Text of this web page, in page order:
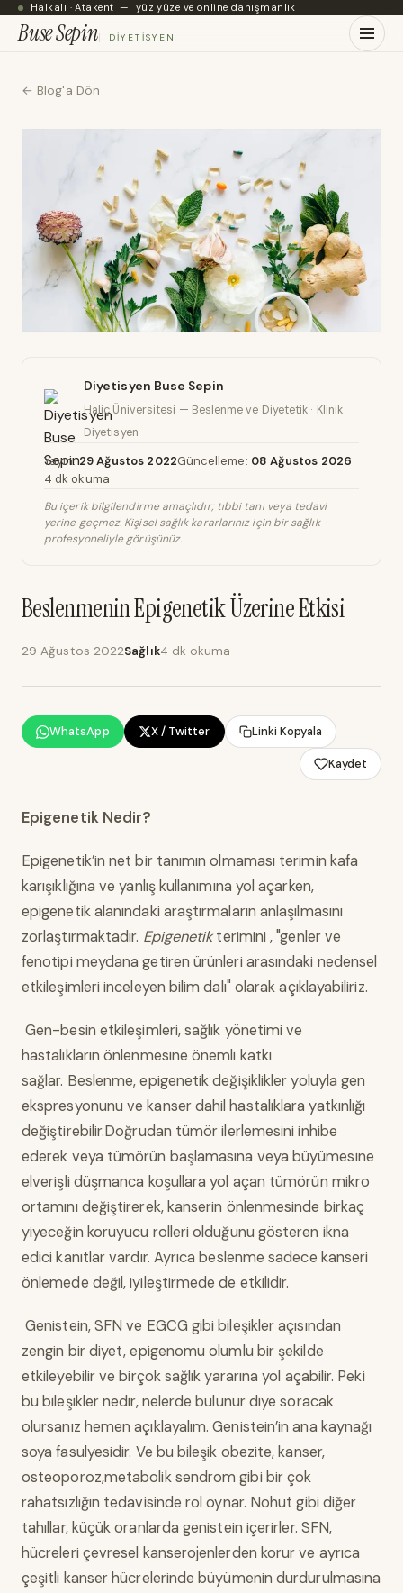
Halkalı · Atakent — yüz yüze ve online danışmanlık
Buse Sepin DIYETISYEN
← Blog'a Dön
Diyetisyen Buse Sepin
Haliç Üniversitesi — Beslenme ve Diyetetik · Klinik
Diyetisyen
Yayın:29 Ağustos 2022Güncelleme: 08 Ağustos 2026
4 dk okuma
Bu içerik bilgilendirme amaçlıdır; tıbbi tanı veya tedavi
yerine geçmez. Kişisel sağlık kararlarınız için bir sağlık
profesyoneliyle görüşünüz.
Beslenmenin Epigenetik Üzerine Etkisi
29 Ağustos 2022Sağlık4 dk okuma
WhatsApp X / Twitter Linki Kopyala
Kaydet
Epigenetik Nedir?
Epigenetik’in net bir tanımın olmaması terimin kafa
karışıklığına ve yanlış kullanımına yol açarken,
epigenetik alanındaki araştırmaların anlaşılmasını
zorlaştırmaktadır. Epigenetikterimini , "genler ve
fenotipi meydana getiren ürünleri arasındaki nedensel
etkileşimleri inceleyen bilim dalı" olarak açıklayabiliriz.
Gen-besin etkileşimleri, sağlık yönetimi ve
hastalıkların önlenmesine önemli katkı
sağlar. Beslenme, epigenetik değişiklikler yoluyla gen
ekspresyonunu ve kanser dahil hastalıklara yatkınlığı
değiştirebilir.Doğrudan tümör ilerlemesini inhibe
ederek veya tümörün başlamasına veya büyümesine
elverişli düşmanca koşullara yol açan tümörün mikro
ortamını değiştirerek, kanserin önlenmesinde birkaç
yiyeceğin koruyucu rolleri olduğunu gösteren ikna
edici kanıtlar vardır. Ayrıca beslenme sadece kanseri
önlemede değil, iyileştirmede de etkilidir.
Genistein, SFN ve EGCG gibi bileşikler açısından
zengin bir diyet, epigenomu olumlu bir şekilde
etkileyebilir ve birçok sağlık yararına yol açabilir. Peki
bu bileşikler nedir, nelerde bulunur diye soracak
olursanız hemen açıklayalım. Genistein’in ana kaynağı
soya fasulyesidir. Ve bu bileşik obezite, kanser,
osteoporoz,metabolik sendrom gibi bir çok
rahatsızlığın tedavisinde rol oynar. Nohut gibi diğer
tahıllar, küçük oranlarda genistein içerirler. SFN,
hücreleri çevresel kanserojenlerden korur ve ayrıca
çeşitli kanser hücrelerinde büyümenin durdurulmasına